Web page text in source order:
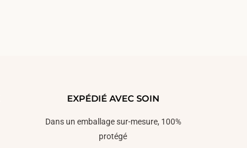
EXPÉDIÉ AVEC SOIN
Dans un emballage sur-mesure, 100%
protégé